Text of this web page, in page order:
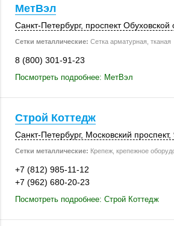
МетВэл
Санкт-Петербург, проспект Обуховской
Сетки металлические: Сетка арматурная, тканая
8 (800) 301-91-23
Посмотреть подробнее: МетВэл
Строй Коттедж
Санкт-Петербург, Московский проспект,
Сетки металлические: Крепеж, крепежное
+7 (812) 985-11-12
+7 (962) 680-20-23
Посмотреть подробнее: Строй Коттедж